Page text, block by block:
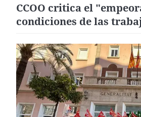
CCOO critica el
condiciones de las